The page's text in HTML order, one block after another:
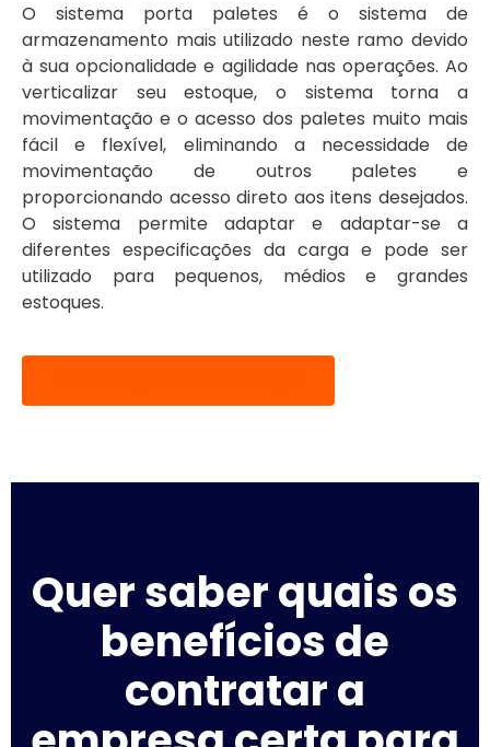
O sistema porta paletes é o sistema de
armazenamento mais utilizado neste ramo devido
à sua opcionalidade e agilidade nas operações. Ao
verticalizar seu estoque, o sistema torna a
movimentação e o acesso dos paletes muito mais
fácil e flexível, eliminando a necessidade de
movimentação de outros paletes e
proporcionando acesso direto aos itens desejados.
O sistema permite adaptar e adaptar-se a
diferentes especificações da carga e pode ser
utilizado para pequenos, médios e grandes
estoques.
Quer saber quais os
benefícios de
contratar a